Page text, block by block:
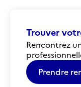
Trouver
Rencontrez
Prendre